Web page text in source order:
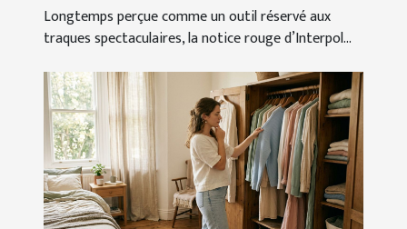
Longtemps perçue comme un outil réservé aux
traques spectaculaires, la notice rouge d’Interpol...